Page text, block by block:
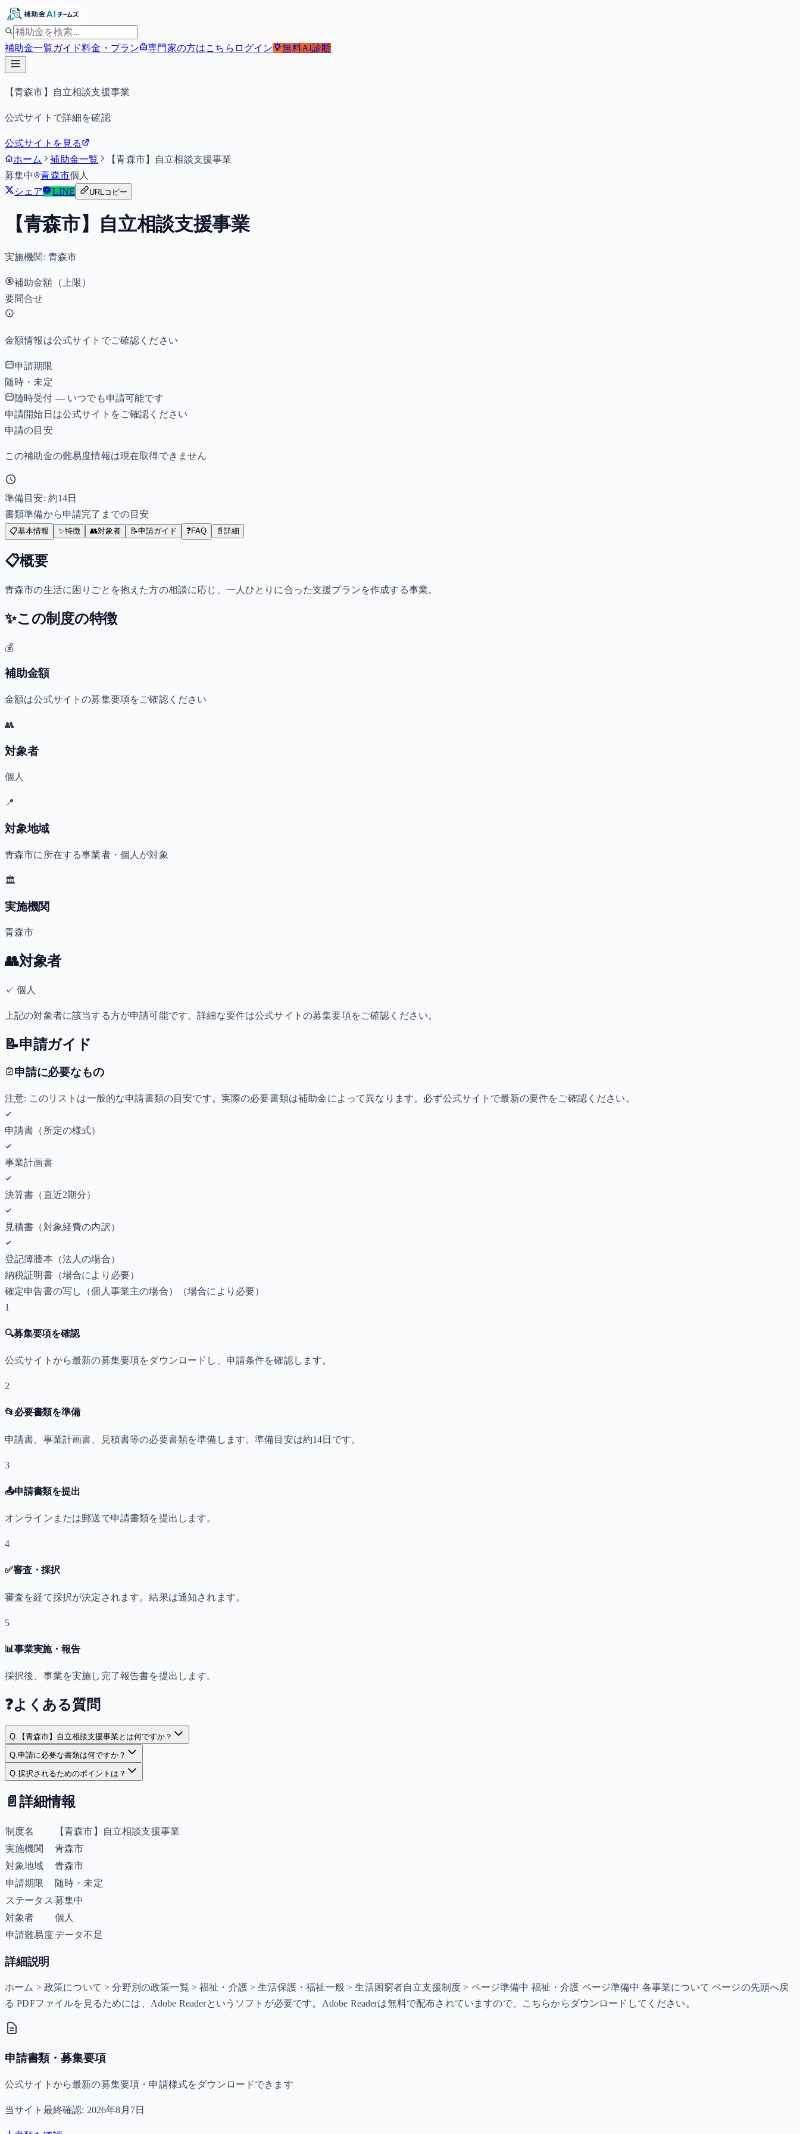
補助金一覧ガイド料金・プラン 専門家の方はこちら ログイン 無料AI診断
【青森市】自立相談支援事業
公式サイトで詳細を確認
公式サイトを見る
ホーム
補助金一覧
【青森市】自立相談支援事業
募集中
青森市個人
シェア
LINE URLコピー
【青森市】自立相談支援事業
実施機関: 青森市
補助金額（上限）
要問合せ
金額情報は公式サイトでご確認ください
申請期限
随時・未定
随時受付 — いつでも申請可能です
申請開始日は公式サイトをご確認ください
申請の目安
この補助金の難易度情報は現在取得できません
準備目安: 約14日
書類準備から申請完了までの目安
📋基本情報 ✨特徴 👥対象者 📝申請ガイド ❓FAQ 📄 詳細
📋概要
青森市の生活に困りごとを抱えた方の相談に応じ、一人ひとりに合った支援プランを作成する事業。
✨この制度の特徴
💰
補助金額
金額は公式サイトの募集要項をご確認ください
👥
対象者
個人
📍
対象地域
青森市に所在する事業者・個人が対象
🏛️
実施機関
青森市
👥対象者
✓個人
上記の対象者に該当する方が申請可能です。詳細な要件は公式サイトの募集要項をご確認ください。
📝申請ガイド
申請に必要なもの
注意: このリストは一般的な申請書類の目安です。実際の必要書類は補助金によって異なります。必ず公式サイトで最新の要件をご確認ください。
申請書（所定の様式）
事業計画書
決算書（直近2期分）
見積書（対象経費の内訳）
登記簿謄本（法人の場合）
納税証明書（場合により必要）
確定申告書の写し（個人事業主の場合）
（場合により必要）
1
🔍募集要項を確認
公式サイトから最新の募集要項をダウンロードし、申請条件を確認します。
2
📂 必要書類を準備
申請書、事業計画書、見積書等の必要書類を準備します。準備目安は約14日です。
3
📤申請書類を提出
オンラインまたは郵送で申請書類を提出します。
4
✅審査・採択
審査を経て採択が決定されます。結果は通知されます。
5
📊事業実施・報告
採択後、事業を実施し完了報告書を提出します。
❓よくある質問
Q. 【青森市】自立相談支援事業とは何ですか？
Q.申請に必要な書類は何ですか？
Q.採択されるためのポイントは？
📄 詳細情報
制度名
【青森市】自立相談支援事業
実施機関
青森市
対象地域
青森市
申請期限
随時・未定
ステータス 募集中
対象者
個人
申請難易度データ不足
詳細説明
ホーム > 政策について > 分野別の政策一覧 > 福祉・介護 > 生活保護・福祉一般 > 生活困窮者自立支援制度 > ページ準備中 福祉・介護 ページ準備中 各事業について ページの先頭へ戻
る PDFファイルを見るためには、Adobe Readerというソフトが必要です。Adobe Readerは無料で配布されていますので、こちらからダウンロードしてください。
申請書類・募集要項
公式サイトから最新の募集要項・申請様式をダウンロードできます
当サイト最終確認: 2026年8月7日